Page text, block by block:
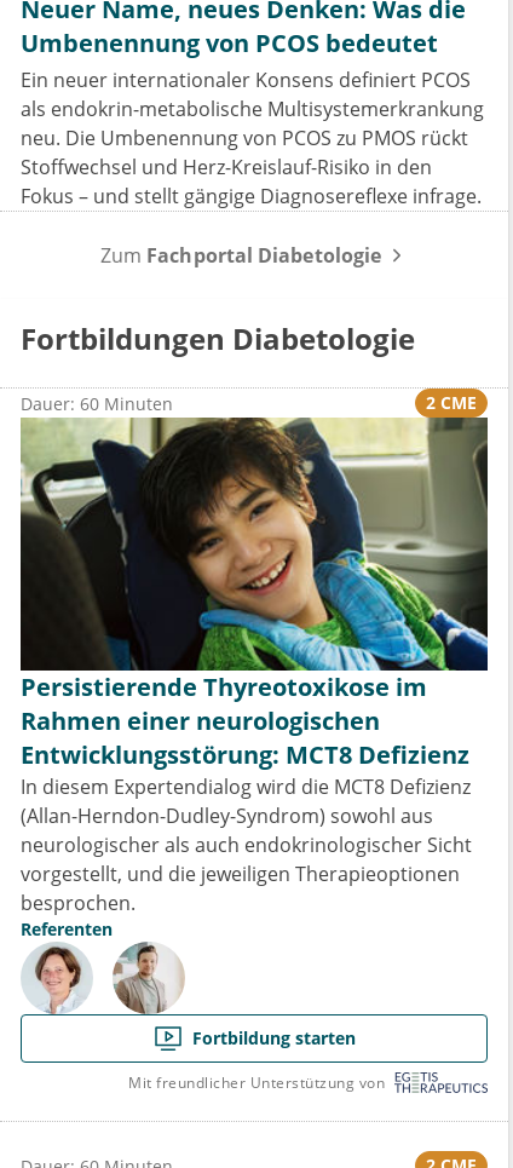
Neuer Name, neues Denken: Was die
Umbenennung von PCOS bedeutet
Ein neuer internationaler Konsens definiert PCOS
als endokrin-metabolische Multisystemerkrankung
neu. Die Umbenennung von PCOS zu PMOS rückt
Stoffwechsel und Herz-Kreislauf-Risiko in den
Fokus – und stellt gängige Diagnosereflexe infrage.
Zum Fachportal Diabetologie
Fortbildungen Diabetologie
Dauer: 60 Minuten 2 CME
Persistierende Thyreotoxikose im
Rahmen einer neurologischen
Entwicklungsstörung: MCT8 Defizienz
In diesem Expertendialog wird die MCT8 Defizienz
(Allan-Herndon-Dudley-Syndrom) sowohl aus
neurologischer als auch endokrinologischer Sicht
vorgestellt, und die jeweiligen Therapieoptionen
besprochen.
Referenten
Fortbildung starten
Mit freundlicher Unterstützung von